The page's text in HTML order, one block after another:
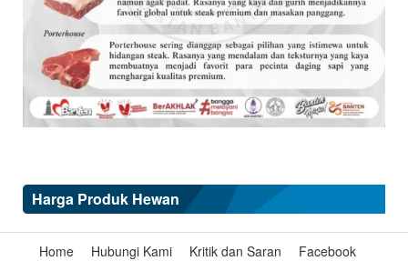
Harga Produk Hewan
Home Hubungi Kami Kritik dan Saran
Facebook